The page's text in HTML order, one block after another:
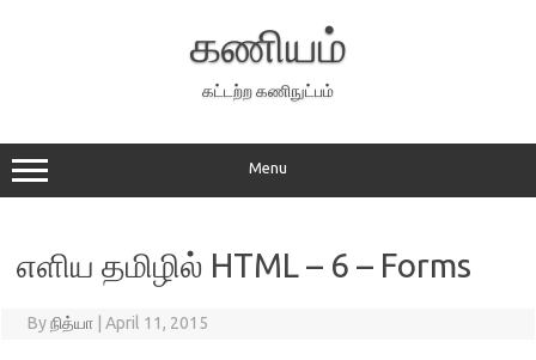
கணியம்
கட்டற்ற கணிநுட்பம்
Menu
எளிய தமிழில் HTML – 6 – Forms
Byநித்யா April 11, 2015